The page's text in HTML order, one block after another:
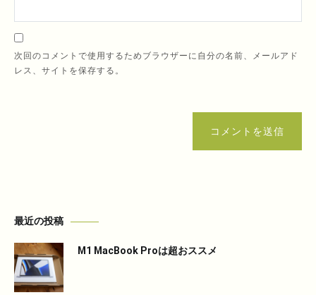
次回のコメントで使用するためブラウザーに自分の名前、メールアド
レス、サイトを保存する。
コメントを送信
最近の投稿
M1 MacBook Proは超おススメ